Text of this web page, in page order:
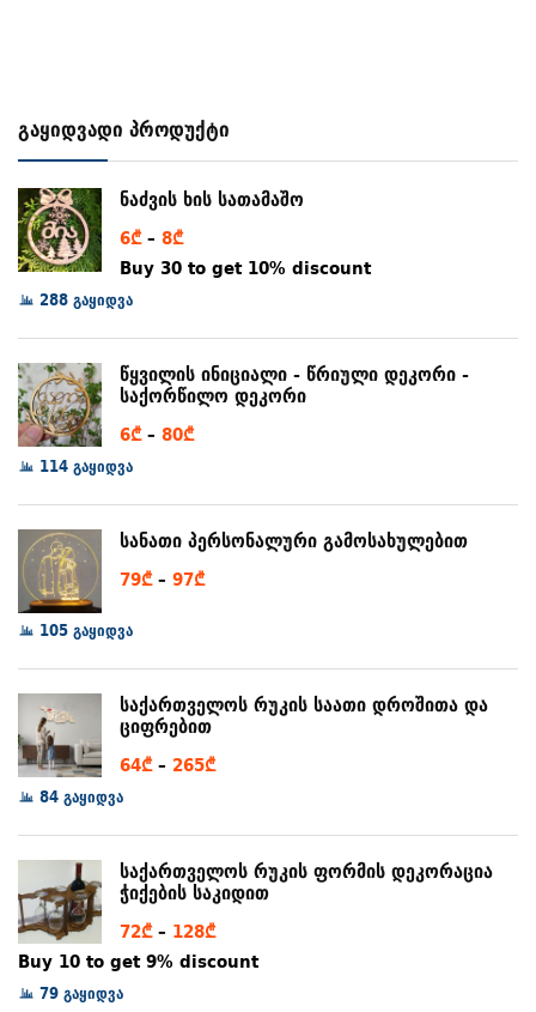
გაყიდვადი პროდუქტი
ნაძვის ხის სათამაშო
6₾ – 8₾Price
range:
Buy 30 to get 10% discount
288 გაყიდვა
წყვილის ინიციალი - წრიული დეკორი -
საქორწილო დეკორი
6₾ – 80₾Price
through
80₾
114 გაყიდვა
სანათი პერსონალური გამოსახულებით
79₾ – 97₾Price
through
97₾
105 გაყიდვა
საქართველოს რუკის საათი დროშითა და
ციფრებით
64₾ – 265₾Price
through
265₾
84 გაყიდვა
საქართველოს რუკის ფორმის დეკორაცია
ჭიქების საკიდით
72₾ – 128₾Price
range:
Buy 10 to get 9% discount
79 გაყიდვა